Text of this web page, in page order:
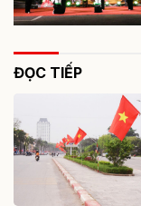
ĐỌC TIẾP